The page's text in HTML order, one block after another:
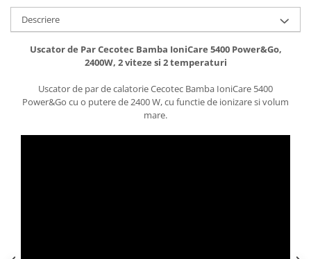
Descriere
Uscator de Par Cecotec Bamba IoniCare 5400 Power&Go,
2400W, 2 viteze si 2 temperaturi
Uscator de par de calatorie Cecotec Bamba IoniCare 5400
Power&Go cu o putere de 2400 W, cu functie de ionizare si volum
mare.